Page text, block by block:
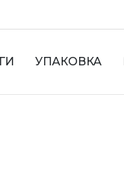
УПАКОВКА